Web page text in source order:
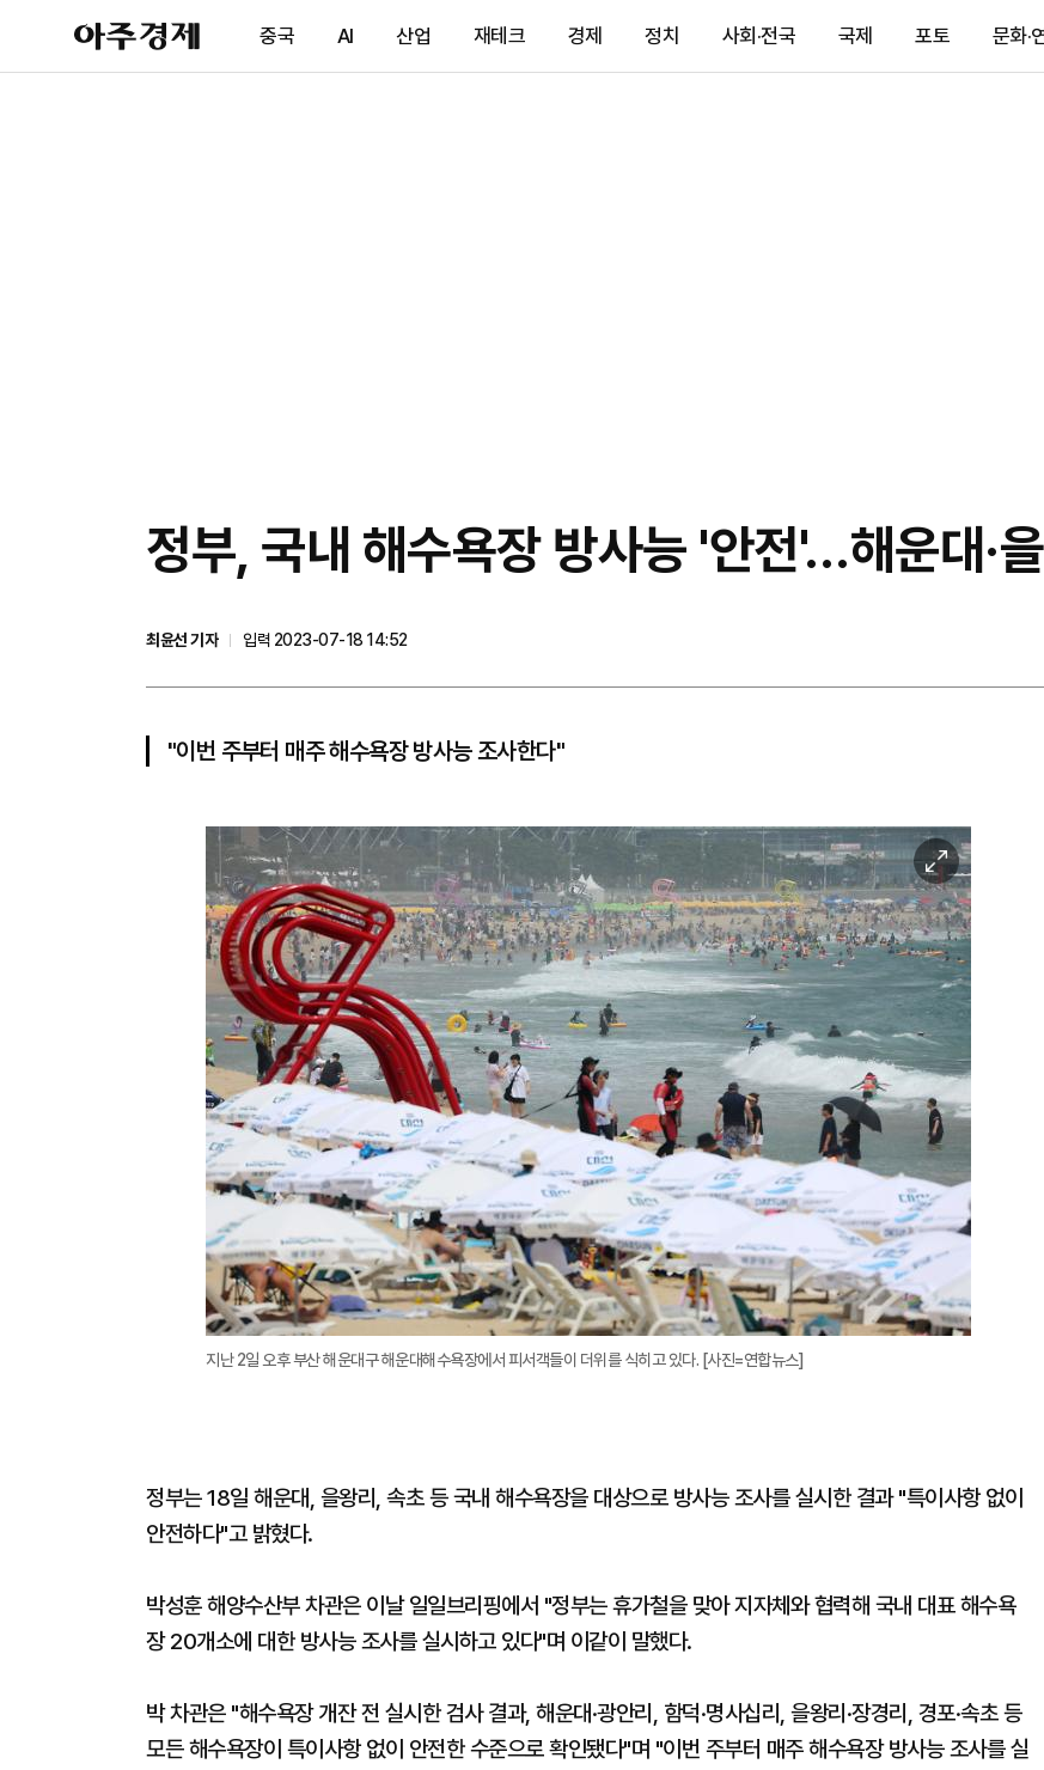
아
주
제
중국 AI 산업 재테크 경제 정치 사회·전국 국제 포토 문화·
정부, 국내 해수욕장 방사능 '안전'…해운대·
최윤선 기자
입력 2023-07-18 14:52
"이번 주부터 매주 해수욕장 방사능 조사한다"
이
미
지
확
대
지난 2일 오후 부산 해운대구 해운대해수욕장에서 피서객들이 더위를 식히고 있다. [사진=연합뉴스]
정부는 18일 해운대, 을왕리, 속초 등 국내 해수욕장을 대상으로 방사능 조사를 실시한 결과 "특이사항 없이
안전하다"고 밝혔다.
박성훈 해양수산부 차관은 이날 일일브리핑에서 "정부는 휴가철을 맞아 지자체와 협력해 국내 대표 해수욕
장 20개소에 대한 방사능 조사를 실시하고 있다"며 이같이 말했다.
박 차관은 "해수욕장 개잔 전 실시한 검사 결과, 해운대·광안리, 함덕·명사십리, 을왕리·장경리, 경포·속초 등
모든 해수욕장이 특이사항 없이 안전한 수준으로 확인됐다"며 "이번 주부터 매주 해수욕장 방사능 조사를 실